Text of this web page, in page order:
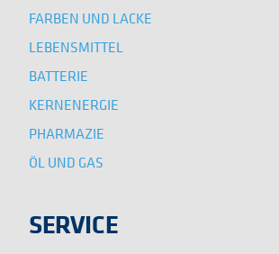
FARBEN UND LACKE
LEBENSMITTEL
BATTERIE
KERNENERGIE
PHARMAZIE
ÖL UND GAS
SERVICE